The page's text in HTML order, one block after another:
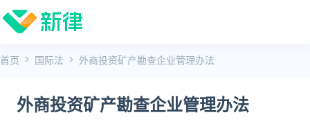
首页 国际法 外商投资矿产勘查企业管理办法
外商投资矿产勘查企业管理办法